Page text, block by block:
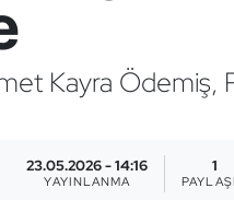
Kayra Ödemiş,
23.05.2026 - 14:16
YAYINLANMA
1